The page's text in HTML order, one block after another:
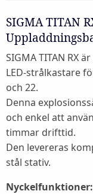
SIGMA TITAN
SIGMA TITAN RX
LED-strålkastare
och 22.
Denna
och enkel att
timmar drifttid.
Den levereras
stål stativ.
Nyckelfunktioner: